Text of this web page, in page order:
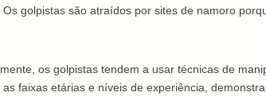
Os golpistas são atraídos por sites de namoro
os golpistas tendem a usar técnicas de
as faixas etárias e níveis de experiência,